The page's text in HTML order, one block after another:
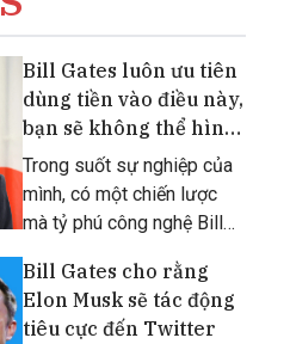
Bill Gates luôn ưu tiên
dùng tiền vào điều này,
bạn sẽ không thể hình
dung tới
Trong suốt sự nghiệp của
mình, có một chiến lược
mà tỷ phú công nghệ Bill
đó có thể không giống với
những gì bạn nghĩ tới.
Bill Gates cho rằng
Elon Musk sẽ tác động
tiêu cực đến Twitter